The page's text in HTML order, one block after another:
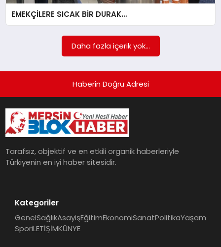
SANAT
ILETİŞİM
KÜNYE
EMEKÇİLERE SICAK BİR DURAK…
Daha fazla içerik yok...
Haberin Doğru Adresi
Tarafsız, objektif ve en etkili organik haberleriyle
Türkiyenin en iyi haber sitesidir.
Kategoriler
GenelSağlıkAsayişEğitimEkonomiSanatPolitikaYaşam
SporiLETİŞİMKÜNYE